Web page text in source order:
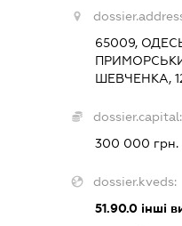
65009,
ШЕВЧЕНКА,
dossier.capital:
300 000 грн.
dossier.kveds:
51.90.0інші